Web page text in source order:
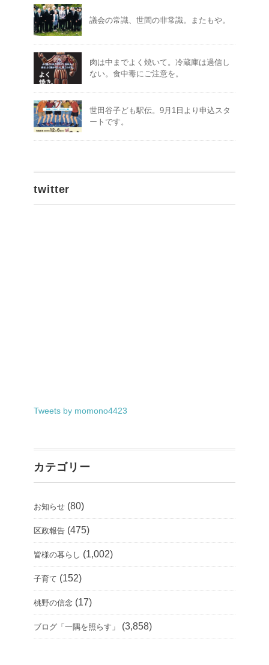
議会の常識、世間の非常識。またもや。
肉は中までよく焼いて。冷蔵庫は過信し
ない。食中毒にご注意を。
世田谷子ども駅伝。9月1日より申込スタ
ートです。
twitter
Tweets by momono4423
カテゴリー
お知らせ (80)
区政報告 (475)
皆様の暮らし (1,002)
子育て (152)
桃野の信念 (17)
ブログ「一隅を照らす」 (3,858)